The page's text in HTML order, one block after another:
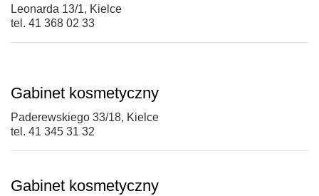
Leonarda 13/1, Kielce
tel. 41 368 02 33
Gabinet kosmetyczny
Paderewskiego 33/18, Kielce
tel. 41 345 31 32
Gabinet kosmetyczny